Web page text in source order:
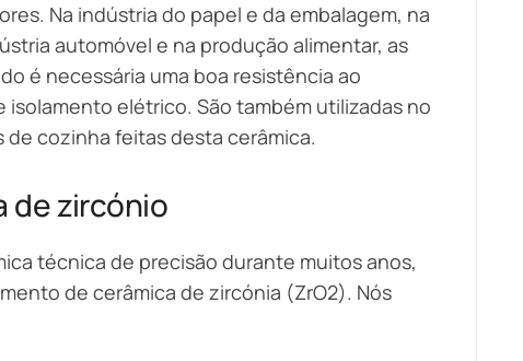
Na indústria do papel e da embalagem, na
automóvel e na produção alimentar, as
é necessária uma boa resistência ao
elétrico. São também utilizadas no
cozinha feitas desta cerâmica.
de zircónio
técnica de precisão durante muitos anos,
de cerâmica de zircónia (ZrO2). Nós